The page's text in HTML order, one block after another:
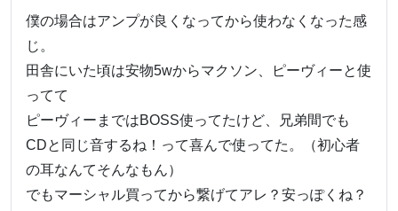
僕の場合はアンプが良くなってから使わなくなった感
じ。
田舎にいた頃は安物5wからマクソン、ピーヴィーと使
ってて
ピーヴィーまではBOSS使ってたけど、兄弟間でも
CDと同じ音するね！って喜んで使ってた。（初心者
の耳なんてそんなもん）
でもマーシャル買ってから繋げてアレ？安っぽくね？